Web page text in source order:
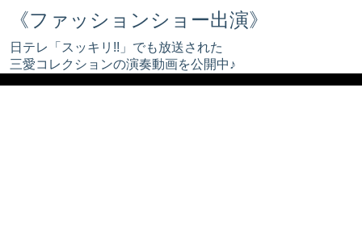
《ファッションショー出演》
日テレ「スッキリ!!」でも放送された
三愛コレクションの演奏動画を公開中♪